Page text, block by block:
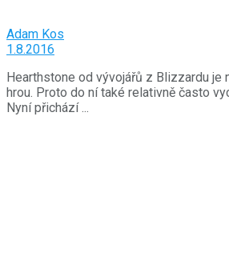
Adam Kos
1.8.2016
Hearthstone od vývojářů z Blizzardu je
hrou. Proto do ní také relativně často
Nyní přichází ...